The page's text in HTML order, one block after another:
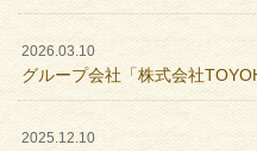
2026.03.10
グループ会社「株式会社
2025.12.10